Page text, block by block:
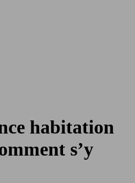
habitation
s’y